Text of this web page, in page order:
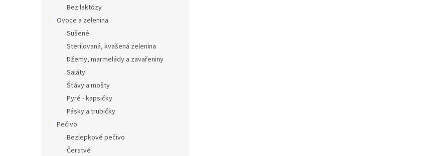
Bez laktózy
Ovoce a zelenina
Sušené
Sterilovaná, kvašená zelenina
Džemy, marmelády a zavařeniny
Saláty
Šťávy a mošty
Pyré - kapsičky
Pásky a trubičky
Pečivo
Bezlepkové pečivo
Čerstvé